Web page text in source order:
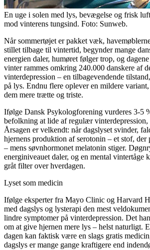
En uge i solen med lys, bevægelse og frisk
mod vinterens tungsind. Foto: Sunweb.
Når sommertøjet er pakket væk,
stillet tilbage til vintertid, begynder mange
energien daler, humøret følger trop, og
vinter rammes omkring 240.000 danskere af
vinterdepression – en tilbagevendende
på lys. Endnu flere oplever en mildere
dem mere trætte og triste.
Ifølge Dansk Psykologforening vurderes 3-5
befolkning at lide af regulær vinterdepression,
Årsagen er velkendt: når dagslyset svinder,
hjernens produktion af serotonin – et stof, der
– mens søvnhormonet melatonin stiger.
energiniveauet daler, og en mental vintertåge
gråt filter over hverdagen.
Lyset som medicin
Ifølge eksperter fra Mayo Clinic og Harvard
med dagslys og lysterapi den mest
lindre symptomer på vinterdepression. Det
om at give hjernen mere lys – helst naturligt.
dagen kan faktisk være en slags gratis
dagslys er mange gange kraftigere end